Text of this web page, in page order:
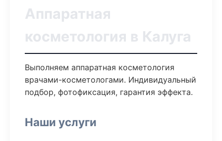
Аппаратная
косметология в Калуга
Выполняем аппаратная косметология
врачами-косметологами. Индивидуальный
подбор, фотофиксация, гарантия эффекта.
Наши услуги